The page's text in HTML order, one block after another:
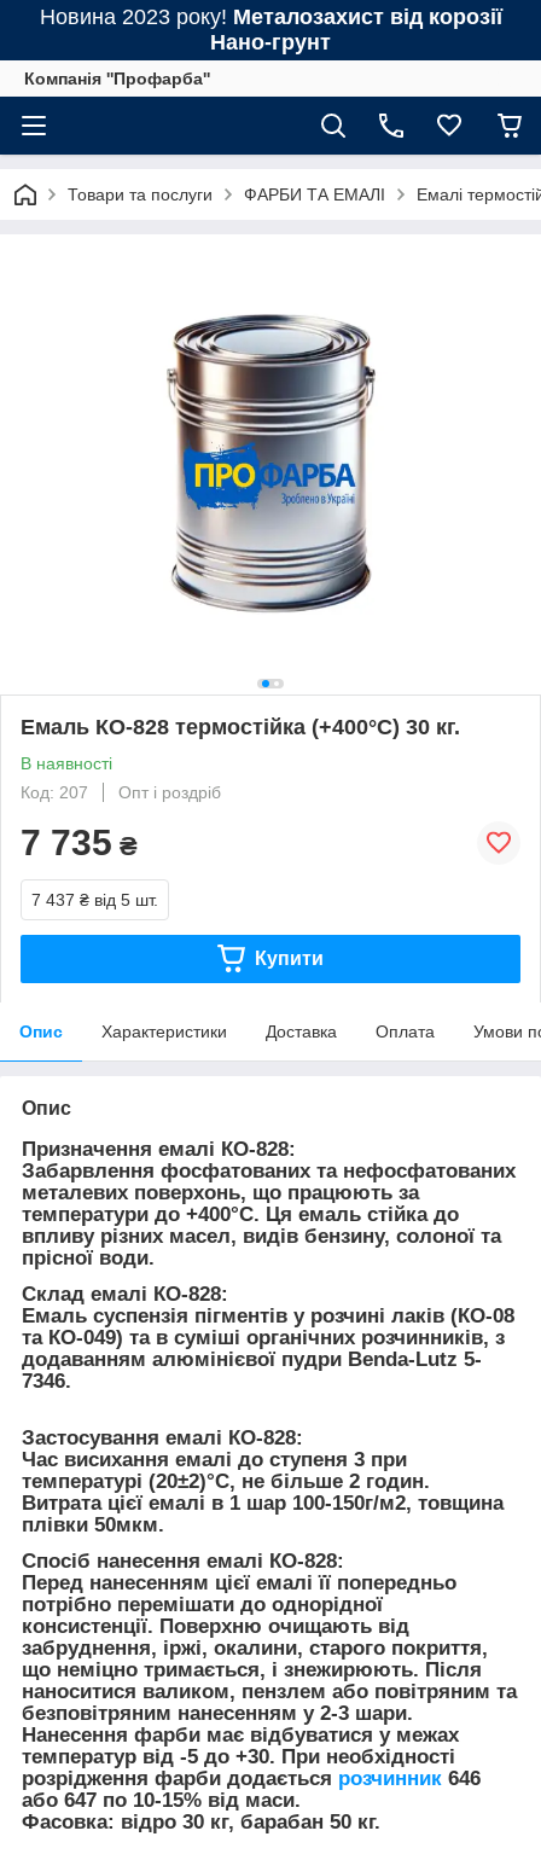
Новина 2023 року! Металозахист від корозії
Нано-грунт
Компанія ''Профарба''
Товари та послуги ФАРБИ ТА ЕМАЛІ Емалі
Емаль КО-828 термостійка (+400°С) 30 кг.
В наявності
Код: 207
Опт і роздріб
7 735 ₴
7 437 ₴ від 5 шт.
Купити
Опис Характеристики Доставка Оплата Умови
Опис
Призначення емалі КО-828:
Забарвлення фосфатованих та нефосфатованих
металевих поверхонь, що працюють за
температури до +400°С. Ця емаль стійка до
впливу різних масел, видів бензину, солоної та
прісної води.
Склад емалі КО-828:
Емаль суспензія пігментів у розчині лаків (КО-08
та КО-049) та в суміші органічних розчинників, з
додаванням алюмінієвої пудри Benda-Lutz 5-
7346.
Застосування емалі КО-828:
Час висихання емалі до ступеня 3 при
температурі (20±2)°C, не більше 2 годин.
Витрата цієї емалі в 1 шар 100-150г/м2, товщина
плівки 50мкм.
Спосіб нанесення емалі КО-828:
Перед нанесенням цієї емалі її попередньо
потрібно перемішати до однорідної
консистенції. Поверхню очищають від
забруднення, іржі, окалини, старого покриття,
що неміцно тримається, і знежирюють. Після
наноситися валиком, пензлем або повітряним та
безповітряним нанесенням у 2-3 шари.
Нанесення фарби має відбуватися у межах
температур від -5 до +30. При необхідності
розрідження фарби додається розчинник 646
або 647 по 10-15% від маси.
Фасовка: відро 30 кг, барабан 50 кг.